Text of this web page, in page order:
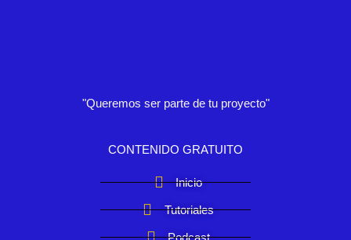
"Queremos ser parte de tu proyecto"
CONTENIDO GRATUITO
Inicio
Tutoriales
Podcast